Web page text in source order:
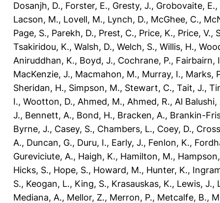
Dosanjh, D., Forster, E., Gresty, J., Grobovaite, E.,
Lacson, M., Lovell, M., Lynch, D., McGhee, C.,
Page, S., Parekh, D., Prest, C., Price, K., Price, V.,
Tsakiridou, K., Walsh, D., Welch, S., Willis, H.,
Aniruddhan, K., Boyd, J., Cochrane, P., Fairbairn,
MacKenzie, J., Macmahon, M., Murray, I., Marks,
Sheridan, H., Simpson, M., Stewart, C., Tait, J.,
I., Wootton, D., Ahmed, M., Ahmed, R., Al Balushi,
J., Bennett, A., Bond, H., Bracken, A., Brankin-
Byrne, J., Casey, S., Chambers, L., Coey, D.,
A., Duncan, G., Duru, I., Early, J., Fenlon, K.,
Gureviciute, A., Haigh, K., Hamilton, M.,
Hicks, S., Hope, S., Howard, M., Hunter, K.,
S., Keogan, L., King, S., Krasauskas, K., Lewis, J.,
Mediana, A., Mellor, Z., Merron, P., Metcalfe, B.,